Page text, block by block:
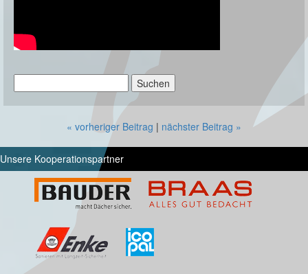
nach:
« vorheriger Beitrag | nächster Beitrag »
Unsere Kooperationspartner